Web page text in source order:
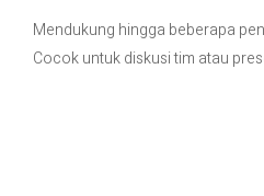
Mendukung hingga beberapa
Cocok untuk diskusi tim atau